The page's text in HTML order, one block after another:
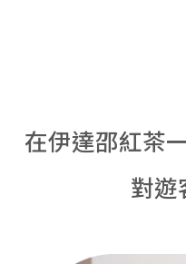
在伊達邵紅茶
對遊